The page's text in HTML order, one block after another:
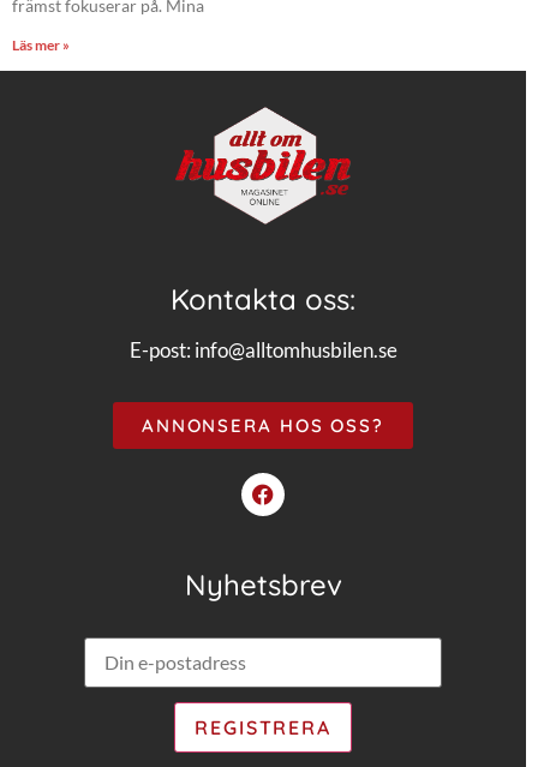
främst fokuserar på. Mina
Läs mer »
Kontakta oss:
E-post: info@alltomhusbilen.se
ANNONSERA HOS OSS?
Nyhetsbrev